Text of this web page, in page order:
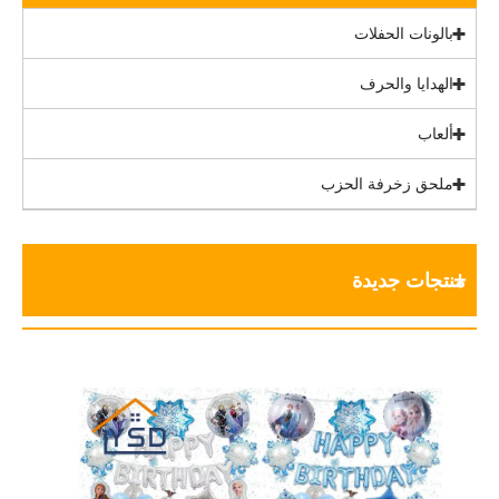
بالونات الحفلات
الهدايا والحرف
ألعاب
ملحق زخرفة الحزب
منتجات جديدة